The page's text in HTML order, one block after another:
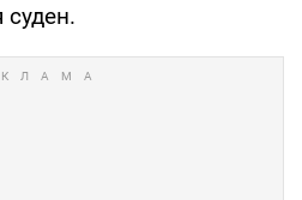
суден.